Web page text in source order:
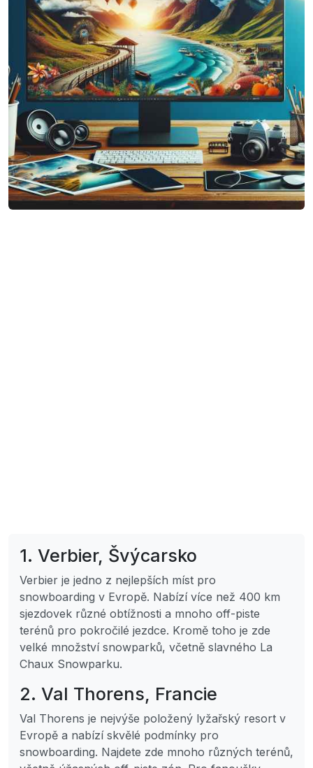
1. Verbier, Švýcarsko
Verbier je jedno z nejlepších míst pro
snowboarding v Evropě. Nabízí více než 400 km
sjezdovek různé obtížnosti a mnoho off-piste
terénů pro pokročilé jezdce. Kromě toho je zde
velké množství snowparků, včetně slavného La
Chaux Snowparku.
2. Val Thorens, Francie
Val Thorens je nejvýše položený lyžařský resort v
Evropě a nabízí skvělé podmínky pro
snowboarding. Najdete zde mnoho různých terénů,